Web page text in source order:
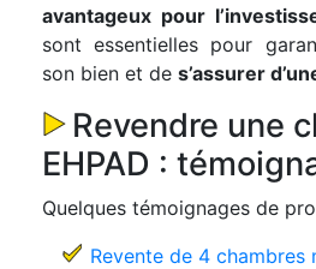
avantageux pour
sont essentielles pour
son bien et de s’assurer
Revendre une
EHPAD :
Quelques témoignages de
Revente de 4 chambres